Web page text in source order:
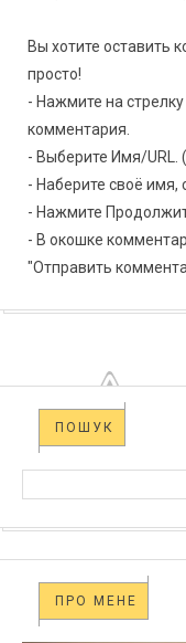
Вы хотите оставить
просто!
- Нажмите на
комментария.
- Выберите Имя/URL.
- Наберите своё имя,
- Нажмите
- В окошке
"Отправить
ПОШУК
ПРО МЕНЕ